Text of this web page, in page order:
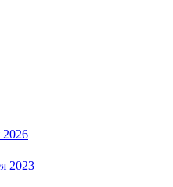
2026
2023